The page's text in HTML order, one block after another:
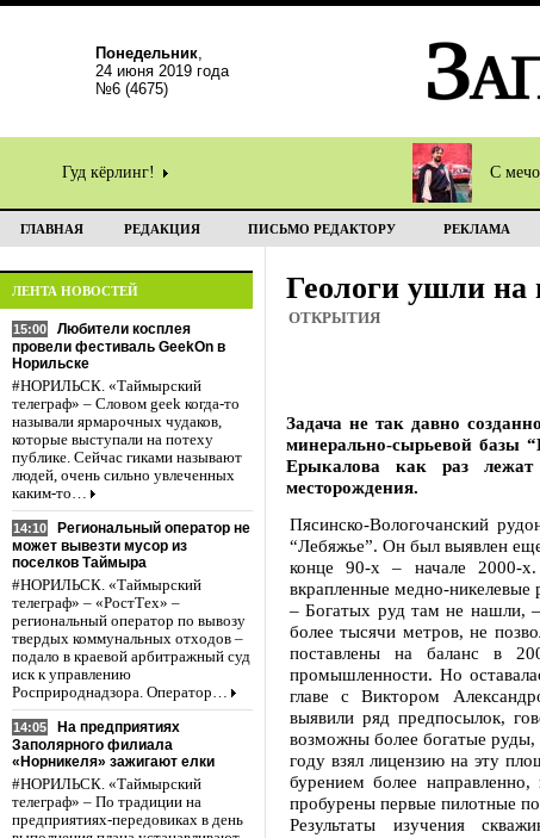
Понедельник,
24 июня 2019 года
№6 (4675)
Гуд кёрлинг! С
ГЛАВНАЯ РЕДАКЦИЯ ПИСЬМО РЕДАКТОРУ РЕКЛАМА
ЛЕНТА НОВОСТЕЙ
15:00
Любители косплея
провели фестиваль GeekOn в
Норильске
#НОРИЛЬСК. «Таймырский
телеграф» – Словом geek когда-то
называли ярмарочных чудаков,
которые выступали на потеху
публике. Сейчас гиками называют
людей, очень сильно увлеченных
каким-то…
14:10
Региональный оператор не
может вывезти мусор из
поселков Таймыра
#НОРИЛЬСК. «Таймырский
телеграф» – «РостТех» –
региональный оператор по вывозу
твердых коммунальных отходов –
подало в краевой арбитражный суд
иск к управлению
Росприроднадзора. Оператор…
14:05
На предприятиях
Заполярного филиала
«Норникеля» зажигают елки
#НОРИЛЬСК. «Таймырский
телеграф» – По традиции на
предприятиях-передовиках в день
Геологи ушли на
ОТКРЫТИЯ
Задача не так давно
минерально-сырьевой базы
Ерыкалова как раз лежат
месторождения.
Пясинско-Вологочанский
“Лебяжье”. Он был выявлен
конце 90-х – начале 2000-
вкрапленные медно-никелевые
– Богатых руд там не нашли,
более тысячи метров, не
поставлены на баланс в
промышленности. Но
главе с Виктором
выявили ряд предпосылок,
возможны более богатые
году взял лицензию на эту
бурением более
пробурены первые пилотные
Результаты изучения